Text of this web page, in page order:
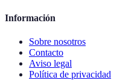
Información
Sobre nosotros
Contacto
Aviso legal
Política de privacidad